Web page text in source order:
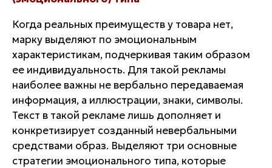
Когда реальных преимуществ у товара нет,
марку выделяют по эмоциональным
характеристикам, подчеркивая таким образом
ее индивидуальность. Для такой рекламы
наиболее важны не вербально передаваемая
информация, а иллюстрации, знаки, символы.
Текст в такой рекламе лишь дополняет и
конкретизирует созданный невербальными
средствами образ. Выделяют три основные
стратегии эмоционального типа, которые